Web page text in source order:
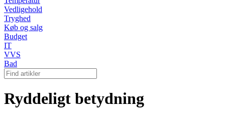
Vedligehold
Tryghed
Køb og salg
Budget
IT
VVS
Bad
Ryddeligt betydning